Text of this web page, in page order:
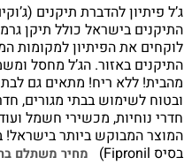
ג’ל פיתיון להדברת תיקנים
התיקנים בישראל כולל תיקן
לוקחים את הפיתיון למקומות
התיקנים באזור. הג’ל מחסל
מהבית! ללא ריח! מתאים גם
ובטוח לשימוש בבתי מגורים,
חדרי נוחיות, מכשירי חשמל
המוצר המבוקש ביותר
בסיס Fipronil)
מחיר משתלם ברכישת